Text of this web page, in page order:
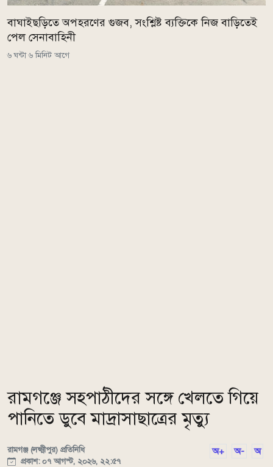
বাঘাইছড়িতে অপহরণের গুজব, সংশ্লিষ্ট ব্যক্তিকে নিজ বাড়িতেই
পেল সেনাবাহিনী
৬ ঘন্টা ৬ মিনিট আগে
রামগঞ্জে সহপাঠীদের সঙ্গে খেলতে গিয়ে
পানিতে ডুবে মাদ্রাসাছাত্রের মৃত্যু
রামগঞ্জ (লক্ষ্মীপুর) প্রতিনিধি
প্রকাশ: ০৭ আগস্ট, ২০২৬, ২২:৫৭
অ+ অ- অ